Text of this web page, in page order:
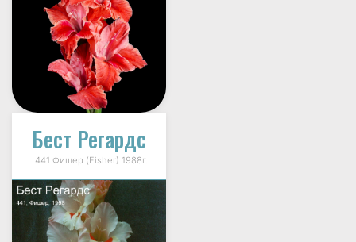
Бест Регардс
441 Фишер (Fisher) 1988г.